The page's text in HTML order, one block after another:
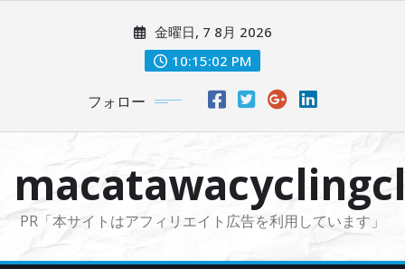
に
金曜日, 7 8月 2026
10:15:03 PM
フォロー
PR「本サイトはアフィリエイト広告を利用しています」